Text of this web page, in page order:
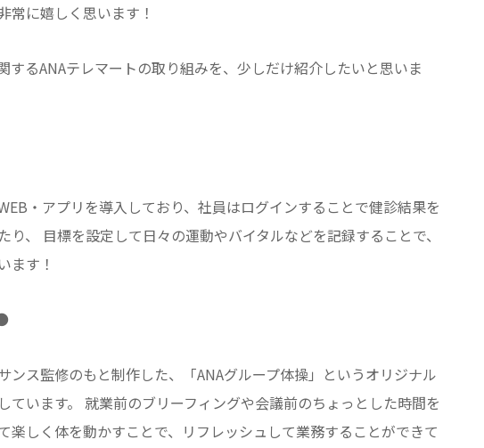
常に嬉しく思います！
するANAテレマートの取り組みを、少しだけ紹介したいと思いま
・アプリを導入しており、社員はログインすることで健診結果を
り、 目標を設定して日々の運動やバイタルなどを記録することで、
ます！
ンス監修のもと制作した、「ANAグループ体操」というオリジナル
ています。 就業前のブリーフィングや会議前のちょっとした時間を
楽しく体を動かすことで、リフレッシュして業務することができて